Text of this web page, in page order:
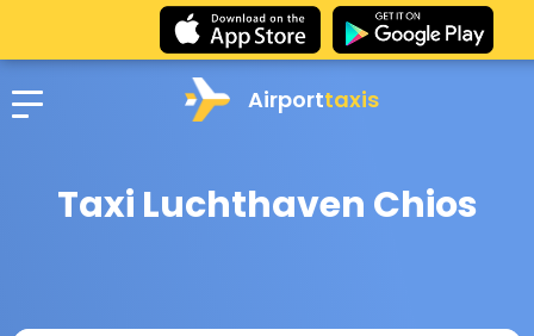
Airporttaxis
Taxi Luchthaven Chios